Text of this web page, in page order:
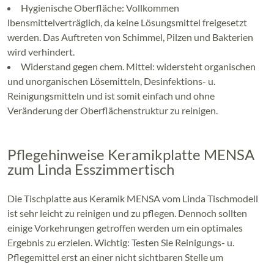
Hygienische Oberfläche: Vollkommen
lbensmittelverträglich, da keine Lösungsmittel freigesetzt
werden. Das Auftreten von Schimmel, Pilzen und Bakterien
wird verhindert.
Widerstand gegen chem. Mittel: widersteht organischen
und unorganischen Lösemitteln, Desinfektions- u.
Reinigungsmitteln und ist somit einfach und ohne
Veränderung der Oberflächenstruktur zu reinigen.
Pflegehinweise Keramikplatte MENSA
zum Linda Esszimmertisch
Die Tischplatte aus Keramik MENSA vom Linda Tischmodell
ist sehr leicht zu reinigen und zu pflegen. Dennoch sollten
einige Vorkehrungen getroffen werden um ein optimales
Ergebnis zu erzielen. Wichtig: Testen Sie Reinigungs- u.
Pflegemittel erst an einer nicht sichtbaren Stelle um